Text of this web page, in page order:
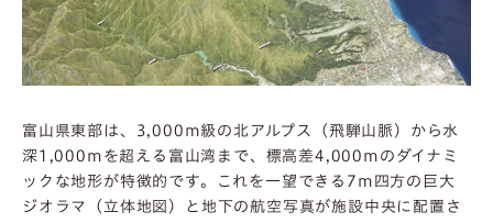
富山県東部は、3,000m級の北アルプス（飛騨山脈）から水
深1,000mを超える富山湾まで、標高差4,000mのダイナミ
ックな地形が特徴的です。これを一望できる7m四方の巨大
ジオラマ（立体地図）と地下の航空写真が施設中央に配置さ